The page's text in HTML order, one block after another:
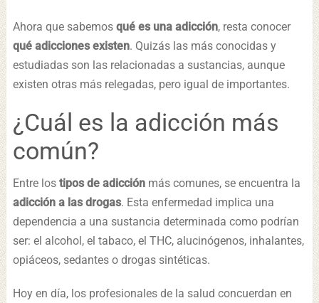
Ahora que sabemos qué es una adicción, resta conocer
qué adicciones existen. Quizás las más conocidas y
estudiadas son las relacionadas a sustancias, aunque
existen otras más relegadas, pero igual de importantes.
¿Cuál es la adicción más
común?
Entre los tipos de adicciónmás comunes, se encuentra la
adicción a las drogas. Esta enfermedad implica una
dependencia a una sustancia determinada como podrían
ser: el alcohol, el tabaco, el THC, alucinógenos, inhalantes,
opiáceos, sedantes o drogas sintéticas.
Hoy en día, los profesionales de la salud concuerdan en